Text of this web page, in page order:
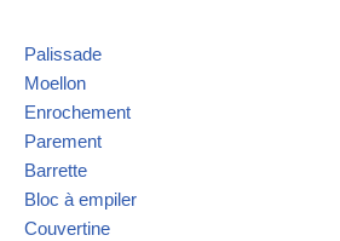
Palissade
Moellon
Enrochement
Parement
Barrette
Bloc à empiler
Couvertine